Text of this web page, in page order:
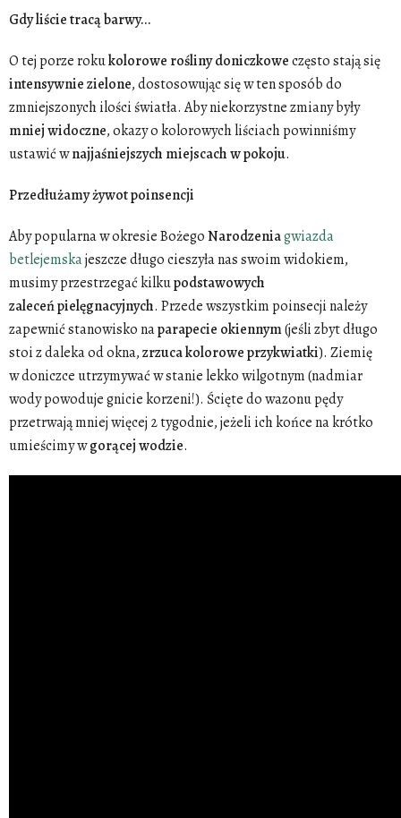
Gdy liście tracą barwy...
O tej porze rokukolorowe roślinydoniczkoweczęsto stają się
intensywniezielone, dostosowując się w ten sposób do
zmniejszonych ilości światła. Aby niekorzystne zmiany były
mniej widoczne, okazy o kolorowych liściach powinniśmy
ustawić wnajjaśniejszych miejscach wpokoju.
Przedłużamy żywot poinsencji
Aby popularna w okresie BożegoNarodzeniagwiazda
betlejemskajeszcze długo cieszyła nas swoim widokiem,
musimy przestrzegać kilkupodstawowych
zaleceńpielęgnacyjnych. Przede wszystkim poinsecji należy
zapewnić stanowisko naparapecie okiennym(jeśli zbyt długo
stoi z daleka od okna,zrzucakoloroweprzykwiatki). Ziemię
w doniczce utrzymywać w stanie lekko wilgotnym (nadmiar
wody powoduje gnicie korzeni!). Ścięte do wazonu pędy
przetrwają mniej więcej 2 tygodnie, jeżeli ich końce na krótko
umieścimy wgorącej wodzie.